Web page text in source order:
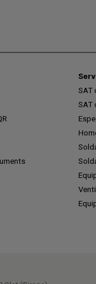
SAT
SAT